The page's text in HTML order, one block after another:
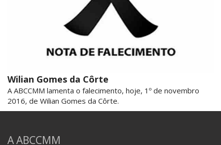
Wilian Gomes da Côrte
A ABCCMM lamenta o falecimento, hoje, 1º de novembro
2016, de Wilian Gomes da Côrte.
A ABCCMM